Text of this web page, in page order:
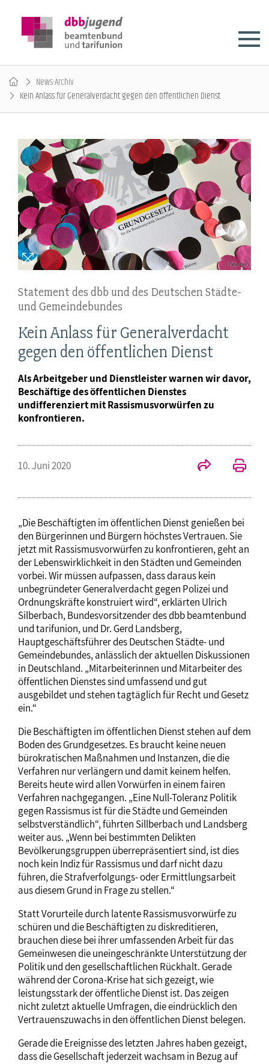
News-Archiv
Kein Anlass für Generalverdacht gegen den öffentlichen Dienst
Statement des dbb und des Deutschen Städte-
und Gemeindebundes
Kein Anlass für Generalverdacht
gegen den öffentlichen Dienst
Als Arbeitgeber und Dienstleister warnen wir davor,
Beschäftige des öffentlichen Dienstes
undifferenziert mit Rassismusvorwürfen zu
konfrontieren.
10. Juni 2020
„Die Beschäftigten im öffentlichen Dienst genießen bei
den Bürgerinnen und Bürgern höchstes Vertrauen. Sie
jetzt mit Rassismusvorwürfen zu konfrontieren, geht an
der Lebenswirklichkeit in den Städten und Gemeinden
vorbei. Wir müssen aufpassen, dass daraus kein
unbegründeter Generalverdacht gegen Polizei und
Ordnungskräfte konstruiert wird“, erklärten Ulrich
Silberbach, Bundesvorsitzender des dbb beamtenbund
und tarifunion, und Dr. Gerd Landsberg,
Hauptgeschäftsführer des Deutschen Städte- und
Gemeindebundes, anlässlich der aktuellen Diskussionen
in Deutschland. „Mitarbeiterinnen und Mitarbeiter des
öffentlichen Dienstes sind umfassend und gut
ausgebildet und stehen tagtäglich für Recht und Gesetz
ein.“
Die Beschäftigten im öffentlichen Dienst stehen auf dem
Boden des Grundgesetzes. Es braucht keine neuen
bürokratischen Maßnahmen und Instanzen, die die
Verfahren nur verlängern und damit keinem helfen.
Bereits heute wird allen Vorwürfen in einem fairen
Verfahren nachgegangen. „Eine Null-Toleranz Politik
gegen Rassismus ist für die Städte und Gemeinden
selbstverständlich“, führten Sillberbach und Landsberg
weiter aus. „Wenn bei bestimmten Delikten
Bevölkerungsgruppen überrepräsentiert sind, ist dies
noch kein Indiz für Rassismus und darf nicht dazu
führen, die Strafverfolgungs- oder Ermittlungsarbeit
aus diesem Grund in Frage zu stellen.“
Statt Vorurteile durch latente Rassismusvorwürfe zu
schüren und die Beschäftigten zu diskreditieren,
brauchen diese bei ihrer umfassenden Arbeit für das
Gemeinwesen die uneingeschränkte Unterstützung der
Politik und den gesellschaftlichen Rückhalt. Gerade
während der Corona-Krise hat sich gezeigt, wie
leistungsstark der öffentliche Dienst ist. Das zeigen
nicht zuletzt aktuelle Umfragen, die eindrücklich den
Vertrauenszuwachs in den öffentlichen Dienst belegen.
Gerade die Ereignisse des letzten Jahres haben gezeigt,
dass die Gesellschaft jederzeit wachsam in Bezug auf